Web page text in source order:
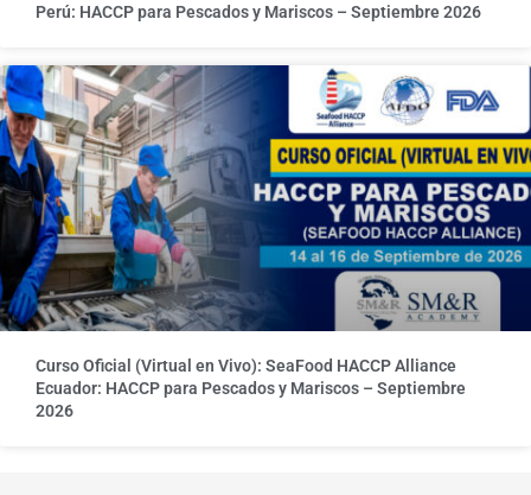
Perú: HACCP para Pescados y Mariscos – Septiembre 2026
Curso Oficial (Virtual en Vivo): SeaFood HACCP Alliance
Ecuador: HACCP para Pescados y Mariscos – Septiembre
2026